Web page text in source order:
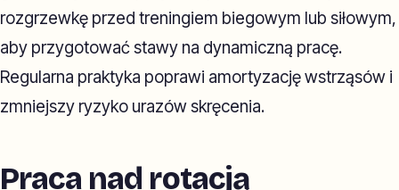
rozgrzewkę przed treningiem biegowym lub siłowym,
aby przygotować stawy na dynamiczną pracę.
Regularna praktyka poprawi amortyzację wstrząsów i
zmniejszy ryzyko urazów skręcenia.
Praca nad rotacją